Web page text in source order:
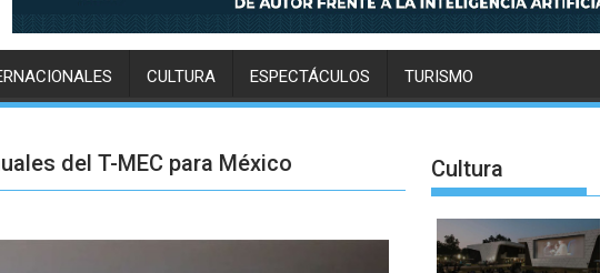
CULTURA ESPECTÁCULOS TURISMO
del T-MEC para México Cultura